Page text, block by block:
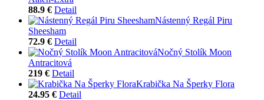
88.9 € Detail
Nástenný Regál Piru
Sheesham
72.9 € Detail
Nočný Stolík Moon
Antracitová
219 € Detail
Krabička Na Šperky Flora
24.95 € Detail